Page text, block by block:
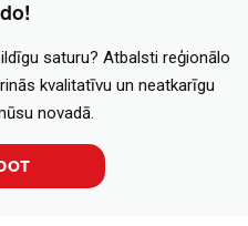
saturu? Atbalsti reģionālo
kvalitatīvu un neatkarīgu
novadā.